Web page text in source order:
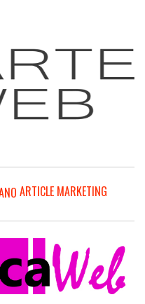
ARTICLE MARKETING